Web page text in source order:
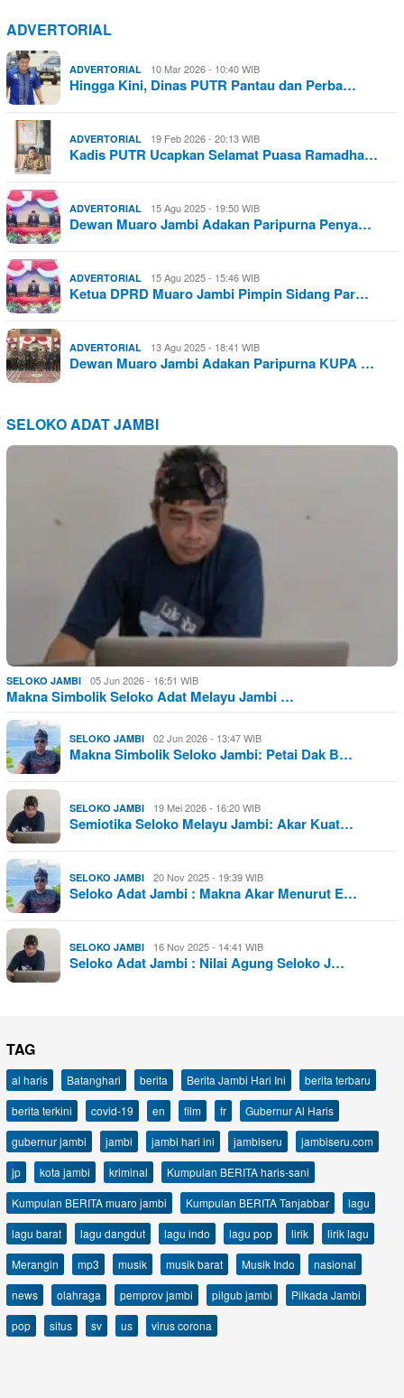
ADVERTORIAL
ADVERTORIAL 10 Mar 2026 - 10:40 WIB
Hingga Kini, Dinas PUTR Pantau dan Perba…
ADVERTORIAL 19 Feb 2026 - 20:13 WIB
Kadis PUTR Ucapkan Selamat Puasa Ramadha…
ADVERTORIAL 15 Agu 2025 - 19:50 WIB
Dewan Muaro Jambi Adakan Paripurna Penya…
ADVERTORIAL 15 Agu 2025 - 15:46 WIB
Ketua DPRD Muaro Jambi Pimpin Sidang Par…
ADVERTORIAL 13 Agu 2025 - 18:41 WIB
Dewan Muaro Jambi Adakan Paripurna KUPA …
SELOKO ADAT JAMBI
SELOKO JAMBI 05 Jun 2026 - 16:51 WIB
Makna Simbolik Seloko Adat Melayu Jambi …
SELOKO JAMBI 02 Jun 2026 - 13:47 WIB
Makna Simbolik Seloko Jambi: Petai Dak B…
SELOKO JAMBI 19 Mei 2026 - 16:20 WIB
Semiotika Seloko Melayu Jambi: Akar Kuat…
SELOKO JAMBI 20 Nov 2025 - 19:39 WIB
Seloko Adat Jambi : Makna Akar Menurut E…
SELOKO JAMBI 16 Nov 2025 - 14:41 WIB
Seloko Adat Jambi : Nilai Agung Seloko J…
TAG
al haris Batanghari berita Berita Jambi Hari Ini
berita terbaru
berita terkini
covid-19 en film fr
Gubernur Al Haris
gubernur jambi
jambi jambi hari ini jambiseru
jambiseru.com
jp
kota jambi kriminal
Kumpulan BERITA haris-sani
Kumpulan BERITA muaro jambi
Kumpulan BERITA Tanjabbar
lagu
lagu barat
lagu dangdut lagu indo lagu pop lirik
lirik lagu
Merangin
mp3 musik musik barat Musik Indo
nasional
news
olahraga pemprov jambi pilgub jambi
Pilkada Jambi
pop
situs sv us virus corona